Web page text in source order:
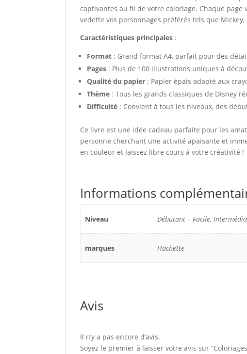
captivantes au fil de votre coloriage. Chaque
vedette vos personnages préférés tels que
Caractéristiques principales :
Format : Grand format A4, parfait pour des
Pages : Plus de 100 illustrations uniques à
Qualité du papier : Papier épais adapté aux
Thème : Tous les grands classiques de Disney
Difficulté : Convient à tous les niveaux, des
Ce livre est une idée cadeau parfaite pour les
personne cherchant une activité apaisante et
en couleur et laissez libre cours à votre créativité !
Informations
Niveau Débutant – Facile,
marques Hachette
Avis
Il n’y a pas encore d’avis.
Soyez le premier à laisser votre avis sur